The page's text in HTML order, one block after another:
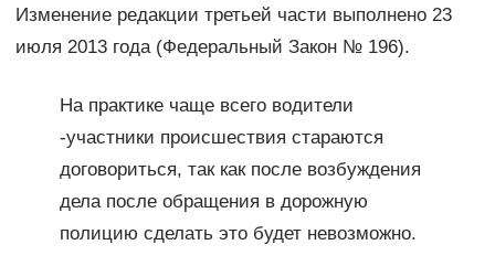
Изменение редакции третьей части выполнено 23
июля 2013 года (Федеральный Закон № 196).
На практике чаще всего водители
-участники происшествия стараются
договориться, так как после возбуждения
дела после обращения в дорожную
полицию сделать это будет невозможно.